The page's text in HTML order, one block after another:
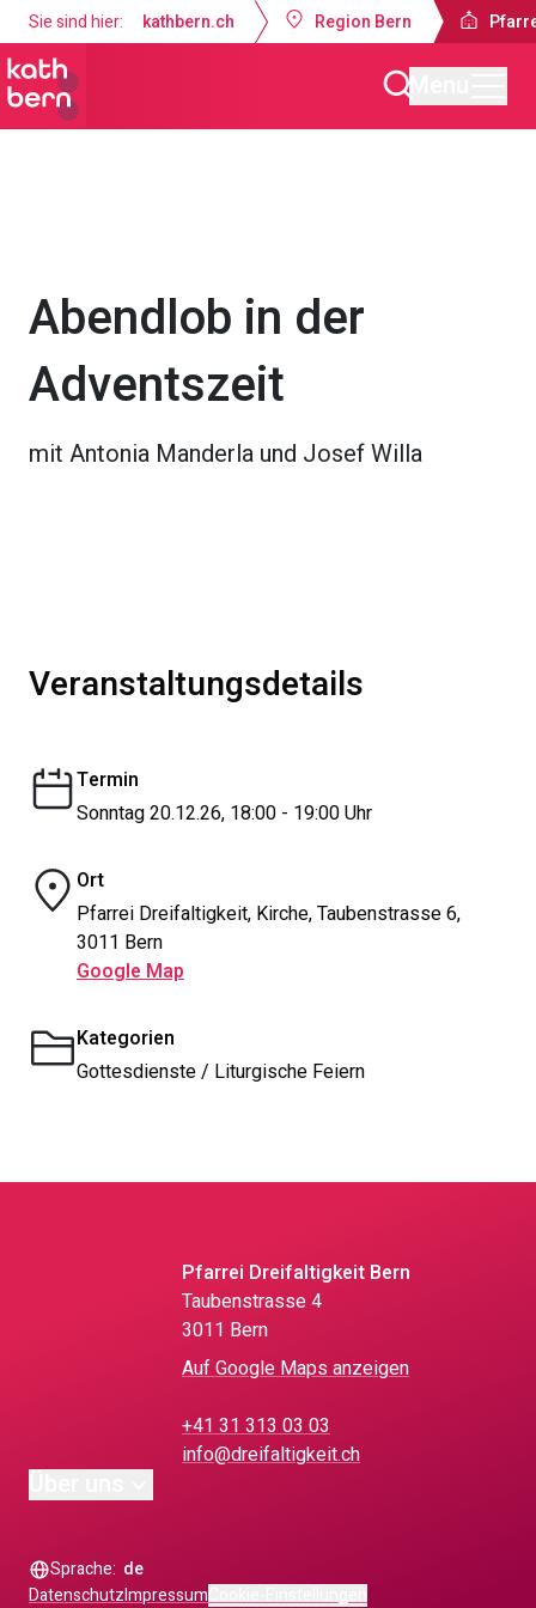
Sie sind hier: kathbern.ch Region Bern
Abendlob in der
Adventszeit
mit Antonia Manderla und Josef Willa
Veranstaltungsdetails
Termin
Sonntag 20.12.26, 18:00 - 19:00 Uhr
Ort
Pfarrei Dreifaltigkeit, Kirche, Taubenstrasse 6,
3011 Bern
Google Map
Kategorien
Gottesdienste / Liturgische Feiern
Pfarrei Dreifaltigkeit Bern
Taubenstrasse 4
3011 Bern
Auf Google Maps anzeigen
+41 31 313 03 03
info@dreifaltigkeit.ch
DatenschutzImpressum
Sprache: de